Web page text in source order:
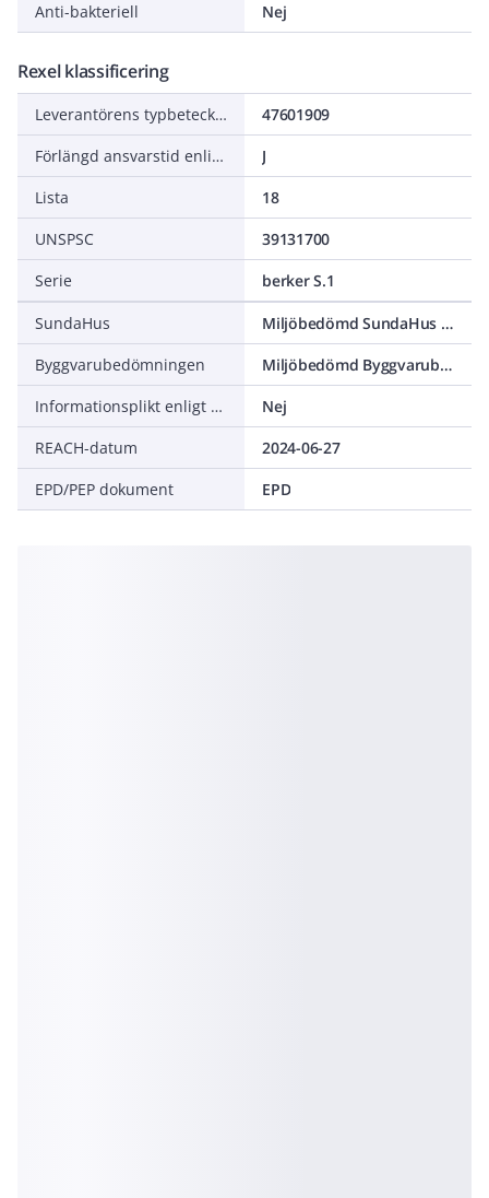
Anti-bakteriell
Nej
Rexel klassificering
Leverantörens typbeteckning
47601909
Förlängd ansvarstid enligt ALEM-09
J
Lista
18
UNSPSC
39131700
Serie
berker S.1
SundaHus
Miljöbedömd SundaHus C-
Byggvarubedömningen
Miljöbedömd Byggvarubedömning Undviks
Informationsplikt enligt REACH
Nej
REACH-datum
2024-06-27
EPD/PEP dokument
EPD